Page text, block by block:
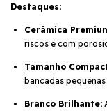
Destaques:
Cerâmica
riscos e com
Tamanho
bancadas
Branco Brilhante: